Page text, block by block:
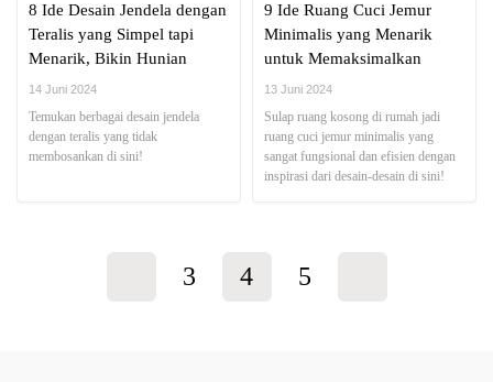
8 Ide Desain Jendela dengan
Teralis yang Simpel tapi
Menarik, Bikin Hunian
Lebih Aman!
14 Juni 2024
Temukan berbagai desain jendela
dengan teralis yang tidak
membosankan di sini!
9 Ide Ruang Cuci Jemur
Minimalis yang Menarik
untuk Memaksimalkan
Ruang di Rumah dengan
13 Juni 2024
Sulap ruang kosong di rumah jadi
ruang cuci jemur minimalis yang
sangat fungsional dan efisien dengan
inspirasi dari desain-desain di sini!
3 4 5